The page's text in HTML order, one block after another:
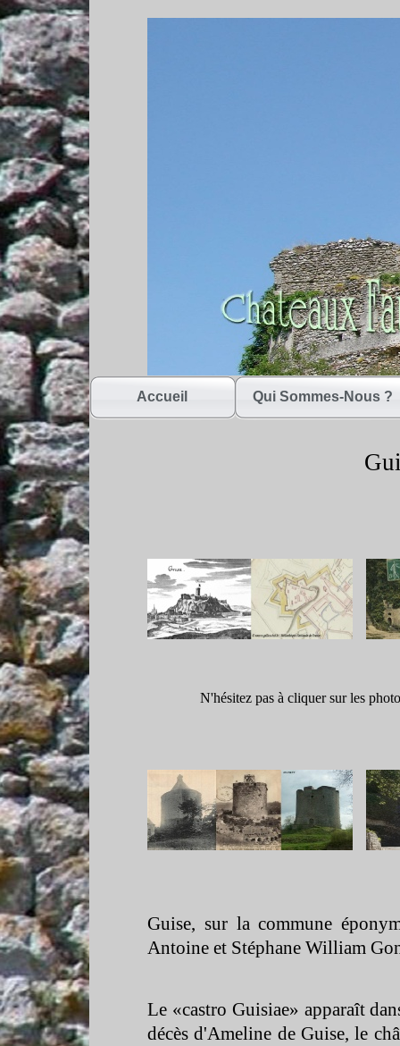
Accueil Qui Sommes-Nous ?
N'hésitez pas à cliquer sur les
Guise, sur la commune
Antoine et Stéphane William
Le «castro Guisiae» apparaît
décès d'Ameline de Guise, le